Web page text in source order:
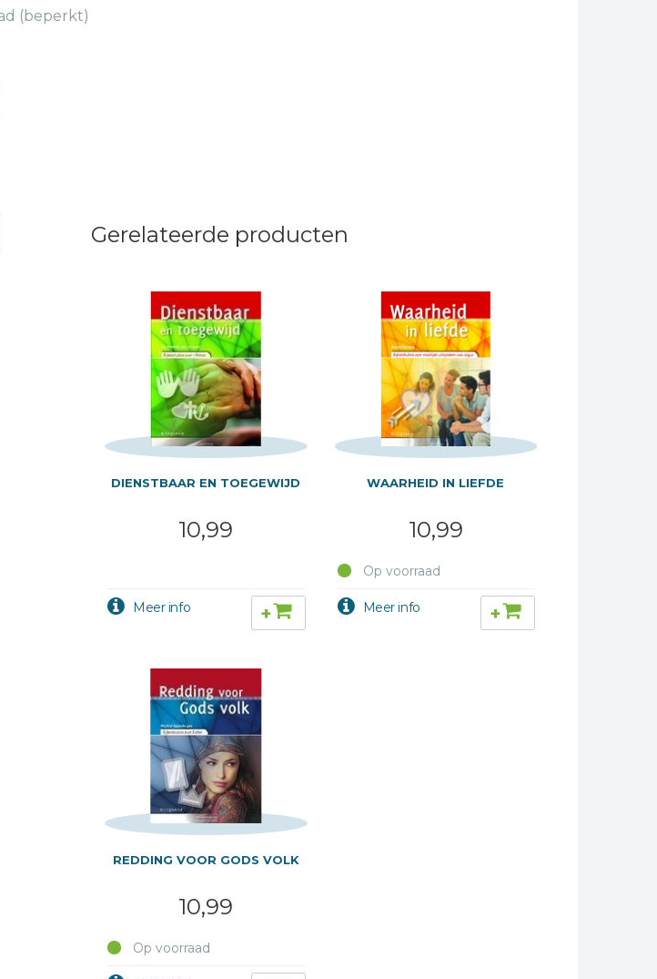
(beperkt)
Gerelateerde producten
DIENSTBAAR EN TOEGEWIJD
10,99
+
WAARHEID IN LIEFDE
10,99
Op voorraad
+
REDDING VOOR GODS VOLK
10,99
Op voorraad